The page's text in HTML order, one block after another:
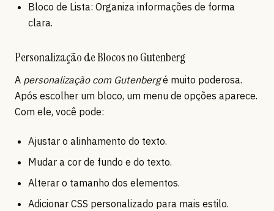
Bloco de Lista: Organiza informações de forma
clara.
Personalização de Blocos no Gutenberg
A personalização com Gutenbergé muito poderosa.
Após escolher um bloco, um menu de opções aparece.
Com ele, você pode:
Ajustar o alinhamento do texto.
Mudar a cor de fundo e do texto.
Alterar o tamanho dos elementos.
Adicionar CSS personalizado para mais estilo.